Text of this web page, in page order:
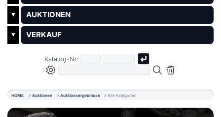
▼ AUKTIONEN
▼ VERKAUF
Katalog-Nr:
HOME Auktionen Auktionsergebnisse Alle Kategorien